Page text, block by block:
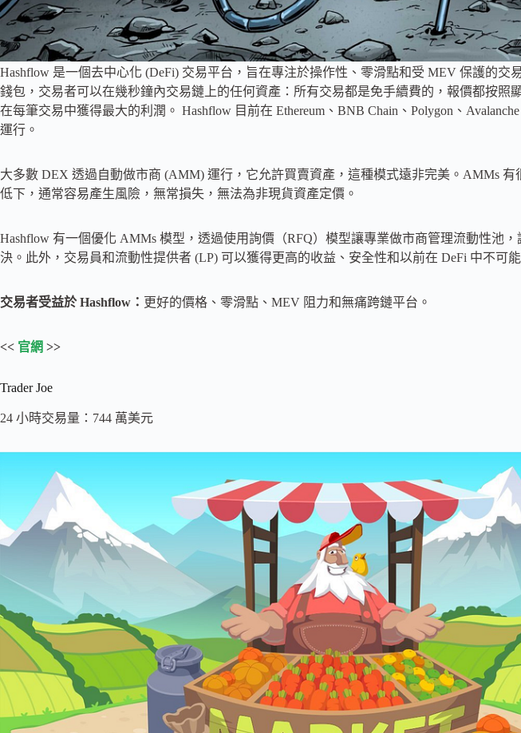
Hashflow 是一個去中心化 (DeFi) 交易平台，旨在專注於操作性、零滑點和受 MEV 保護的交
錢包，交易者可以在幾秒鐘內交易鏈上的任何資產：所有交易都是免手續費的，報價都按照
在每筆交易中獲得最大的利潤。 Hashflow 目前在 Ethereum、BNB Chain、Polygon、
運行。
大多數 DEX 透過自動做市商 (AMM) 運行，它允許買賣資產，這種模式遠非完美。AMMs 有
低下，通常容易產生風險，無常損失，無法為非現貨資產定價。
Hashflow 有一個優化 AMMs 模型，透過使用詢價（RFQ）模型讓專業做市商管理流動性池
決。此外，交易員和流動性提供者 (LP) 可以獲得更高的收益、安全性和以前在 DeFi 中不可
交易者受益於 Hashflow： 更好的價格、零滑點、MEV 阻力和無痛跨鏈平台。
<< 官網 >>
Trader Joe
24 小時交易量：744 萬美元